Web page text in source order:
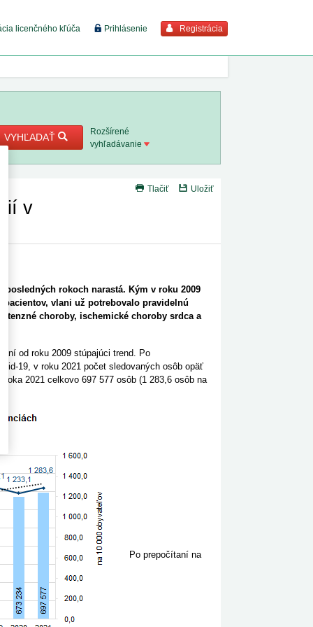
licenčného kľúča Prihlásenie Registrácia
viac
8. 2026
8.
8.
8. 2026
VYHĽADAŤ
Rozšírené
vyhľadávanie
Tlačiť
Uložiť
v
rokoch narastá. Kým v roku 2009
vlani už potrebovalo pravidelnú
choroby, ischemické choroby srdca a
od roku 2009 stúpajúci trend. Po
19, v roku 2021 počet sledovaných osôb opäť
2021 celkovo 697 577 osôb (1 283,6 osôb na
Po prepočítaní na